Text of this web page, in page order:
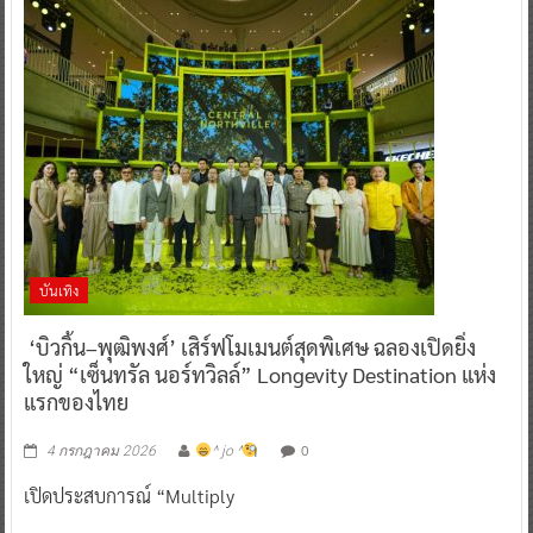
บันเทิง
‘บิวกิ้น–พุฒิพงศ์’ เสิร์ฟโมเมนต์สุดพิเศษ ฉลองเปิดยิ่ง
ใหญ่ “เซ็นทรัล นอร์ทวิลล์” Longevity Destination แห่ง
แรกของไทย
4 กรกฎาคม 2026 ^ jo ^ 0
เปิดประสบการณ์ “Multiply